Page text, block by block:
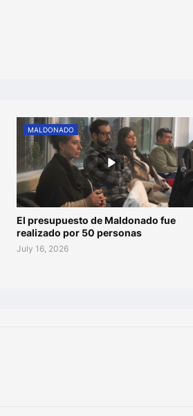
MALDONADO
El presupuesto de Maldonado fue
realizado por 50 personas
July 16, 2026